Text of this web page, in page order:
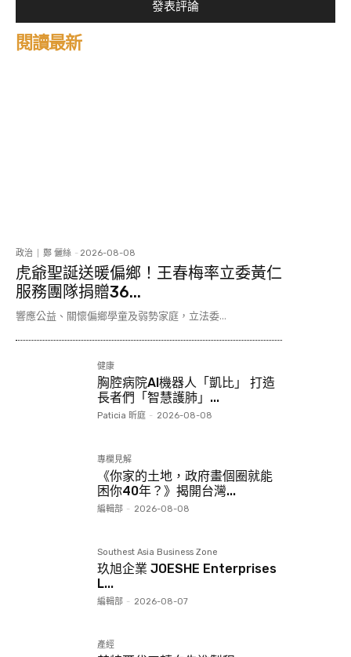
閱讀最新
政治 鄭 儷絲 - 2026-08-08
虎爺聖誕送暖偏鄉！王春梅率立委黃仁
服務團隊捐贈36...
響應公益、關懷偏鄉學童及弱勢家庭，立法委...
健康
胸腔病院AI機器人「凱比」 打造
長者們「智慧護肺」...
Paticia 昕庭 - 2026-08-08
專欄見解
《你家的土地，政府畫個圈就能
困你40年？》揭開台灣...
編輯部 - 2026-08-08
Southest Asia Business Zone
玖旭企業 JOESHE Enterprises
L...
編輯部 - 2026-08-07
產經